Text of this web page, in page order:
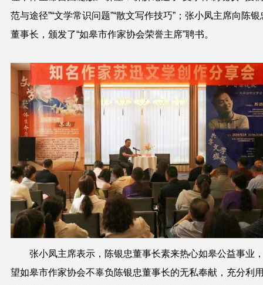
范与途径”“文学常识问题”“散文写作技巧”；张小凤主席向陈银
董事长，颁发了“如皋市作家协会荣誉主席”聘书。
张小凤主席表示，陈银忠董事长素来热心如皋公益事业
望如皋市作家协会不辜负陈银忠董事长的无私奉献，充分利